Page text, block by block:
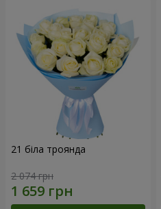
21 біла троянда
2 074 грн